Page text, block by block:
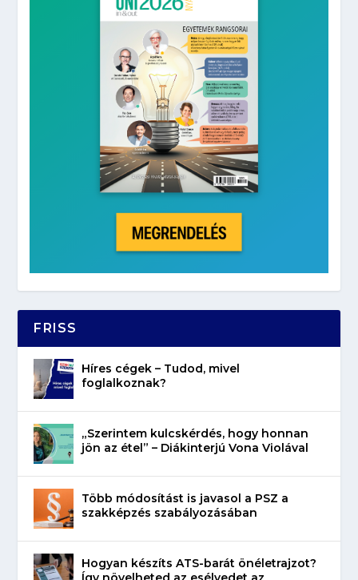
FRISS
Híres cégek – Tudod, mivel
foglalkoznak?
„Szerintem kulcskérdés, hogy honnan
jön az étel” – Diákinterjú Vona Violával
Több módosítást is javasol a PSZ a
szakképzés szabályozásában
Hogyan készíts ATS-barát önéletrajzot?